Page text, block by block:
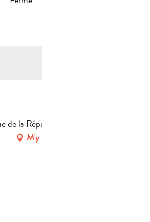
de la République, 13400 Aubagne
M'y rendre